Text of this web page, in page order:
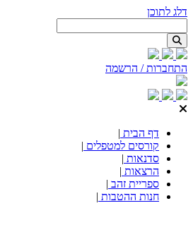
דלג לתוכן
התחברות / הרשמה
דף הבית |
קורסים למטפלים |
סדנאות |
הרצאות |
ספריית זהב |
חנות ההטבות |